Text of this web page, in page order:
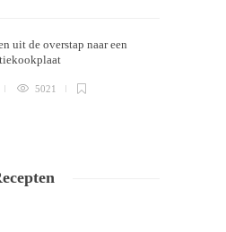
uit de overstap naar een
5021